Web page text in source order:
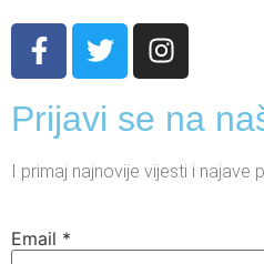
Prijavi se na
I primaj najnovije vijesti i najave
Email *